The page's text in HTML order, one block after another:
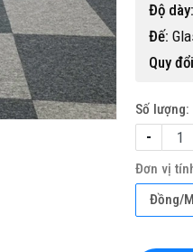
Độ dày:
Đế:
Quy
Số lượng:
-
Đơn vị
Đồng/